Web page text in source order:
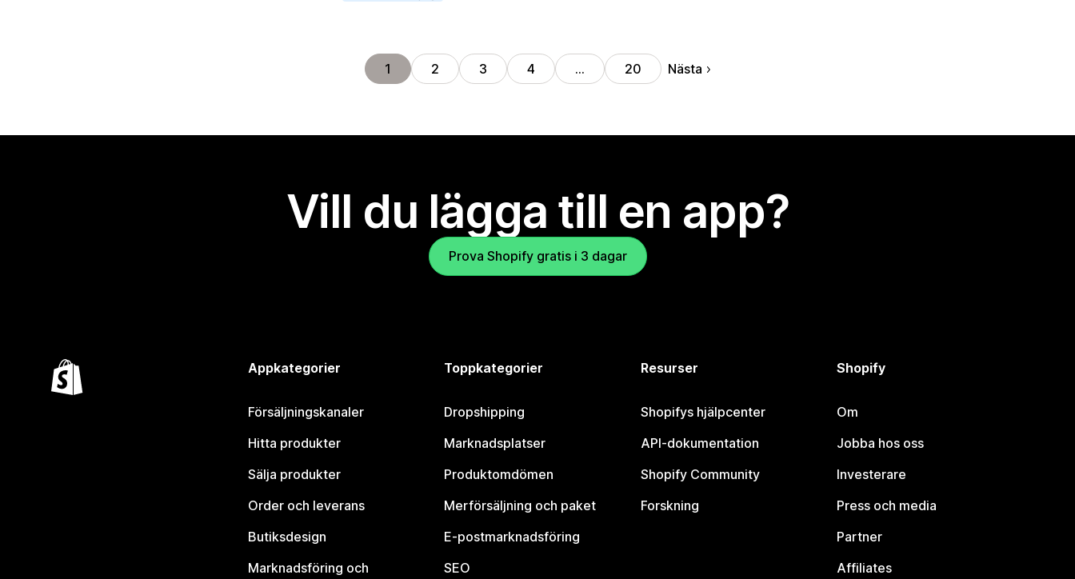
1 2 3 4 … 20 Nästa
Vill du lägga till en app?
Prova Shopify gratis i 3 dagar
Appkategorier
Försäljningskanaler
Hitta produkter
Sälja produkter
Order och leverans
Butiksdesign
Marknadsföring och
Toppkategorier
Dropshipping
Marknadsplatser
Produktomdömen
Merförsäljning och paket
E-postmarknadsföring
SEO
Resurser
Shopifys hjälpcenter
API-dokumentation
Shopify Community
Forskning
Shopify
Om
Jobba hos oss
Investerare
Press och media
Partner
Affiliates